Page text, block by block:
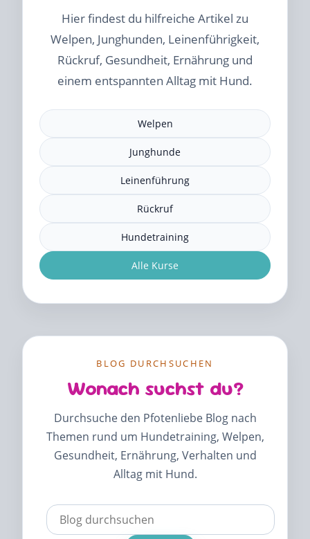
Hier findest du hilfreiche Artikel zu
Welpen, Junghunden, Leinenführigkeit,
Rückruf, Gesundheit, Ernährung und
einem entspannten Alltag mit Hund.
Welpen
Junghunde
Leinenführung
Rückruf
Hundetraining
Alle Kurse
BLOG DURCHSUCHEN
Wonach suchst du?
Durchsuche den Pfotenliebe Blog nach
Themen rund um Hundetraining, Welpen,
Gesundheit, Ernährung, Verhalten und
Alltag mit Hund.